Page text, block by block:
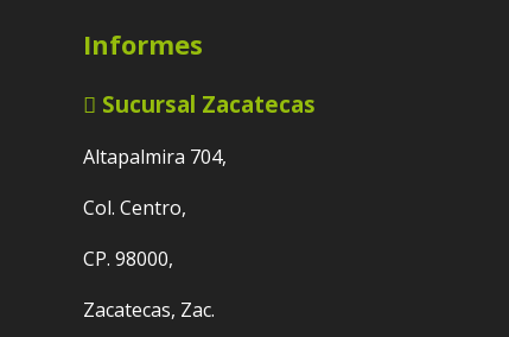
Informes
Sucursal Zacatecas
Altapalmira 704,
Col. Centro,
CP. 98000,
Zacatecas, Zac.